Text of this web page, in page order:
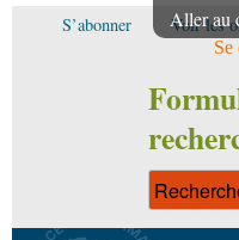
Aller au
S’abonner Voir les
Se